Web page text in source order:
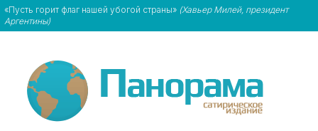
«Пусть горит флаг нашей убогой страны» (Хавьер Милей, президент
Аргентины)